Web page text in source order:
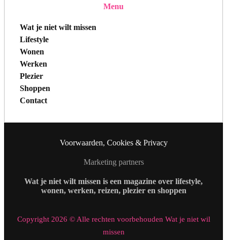
Menu
Wat je niet wilt missen
Lifestyle
Wonen
Werken
Plezier
Shoppen
Contact
Voorwaarden, Cookies & Privacy
Marketing partners
Wat je niet wilt missen is een magazine over lifestyle,
wonen, werken, reizen, plezier en shoppen
Copyright 2026 © Alle rechten voorbehouden Wat je niet wil
missen